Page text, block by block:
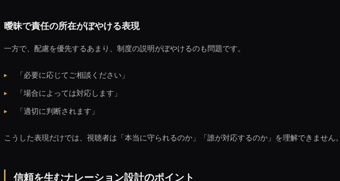
曖昧で責任の所在がぼやける表現
一方で、配慮を優先するあまり、制度の説明がぼやけるのも問題です。
「必要に応じてご相談ください」
「場合によっては対応します」
「適切に判断されます」
こうした表現だけでは、視聴者は「本当に守られるのか」「誰が対応するのか」を理解できません
信頼を生むナレーション設計のポイント